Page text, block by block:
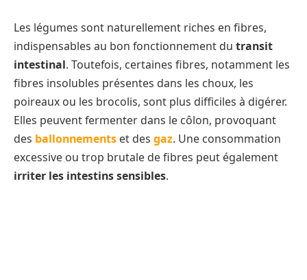
Les légumes sont naturellement riches en fibres,
indispensables au bon fonctionnement du transit
intestinal. Toutefois, certaines fibres, notamment les
fibres insolubles présentes dans les choux, les
poireaux ou les brocolis, sont plus difficiles à digérer.
Elles peuvent fermenter dans le côlon, provoquant
des ballonnements et des gaz. Une consommation
excessive ou trop brutale de fibres peut également
irriter les intestins sensibles.